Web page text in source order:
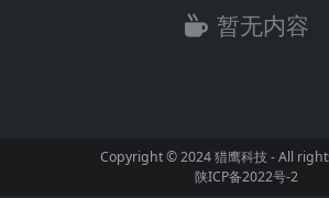
暂无内容
Copyright © 2024猎鹰科技- All
陕ICP备2022号-2